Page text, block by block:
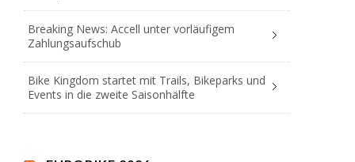
Breaking News: Accell unter vorläufigem
Zahlungsaufschub
Bike Kingdom startet mit Trails, Bikeparks und
Events in die zweite Saisonhälfte